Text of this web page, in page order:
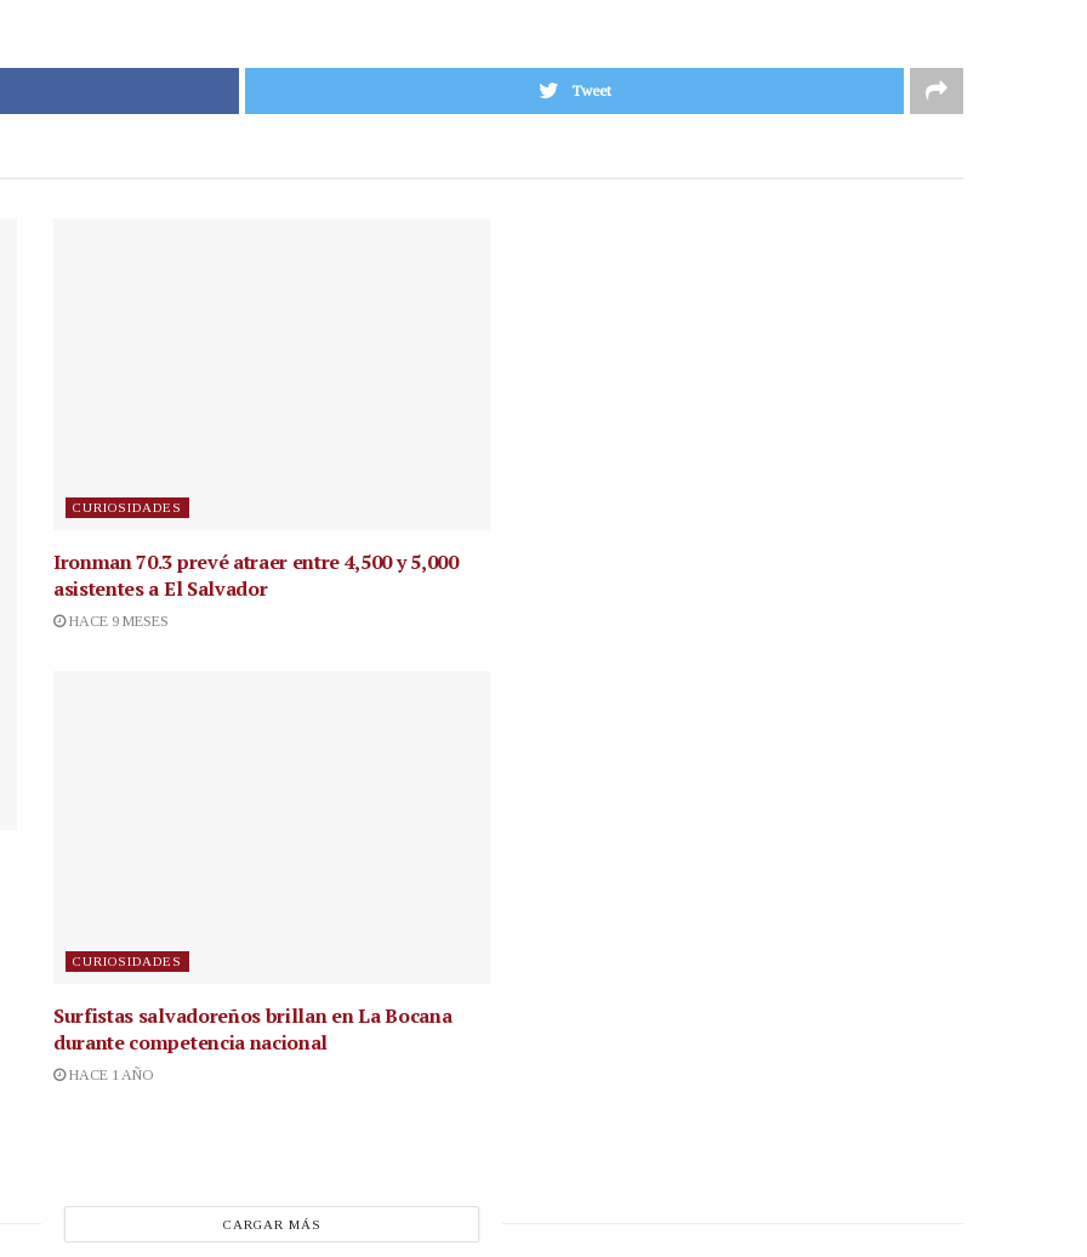
Tweet
CURIOSIDADES
Ironman 70.3 prevé atraer entre 4,500 y 5,000
asistentes a El Salvador
HACE 9 MESES
CURIOSIDADES
Surfistas salvadoreños brillan en La Bocana
durante competencia nacional
HACE 1 AÑO
CARGAR MÁS